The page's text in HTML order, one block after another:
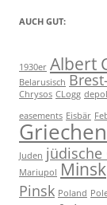
AUCH GUT:
1930er Albert
Belarusisch
Chrysos CLogg
easements Eisbär
Juden jüdische
Mariupol Minsk
Pinsk Poland